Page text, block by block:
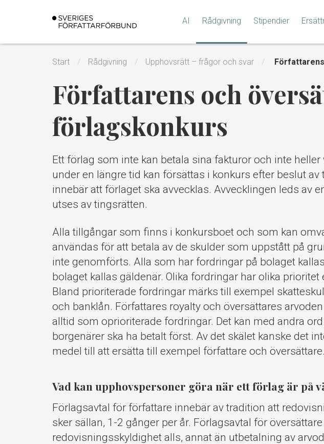
AI Rådgivning Stipendier
Start Rådgivning Upphovsrätt – frågor och svar
Författarens och
förlagskonkurs
Ett förlag som inte kan betala sina fakturor och inte
under en längre tid kan försättas i konkurs efter beslut av
innebär att förlaget ska avvecklas. Avvecklingen leds av
utses av tingsrätten.
Alla tillgångar som finns i konkursboet och som kan
användas för att betala av de skulder som uppstått på
inte genomförts. Alla som har fordringar på bolaget
bolaget kallas gäldenär. Olika fordringar har olika prioritet
Bland prioriterade fordringar märks till exempel
och banklån. Författares royalty och översättares
alltid som oprioriterade fordringar. Det kan med andra
borgenärer ska ha betalt först. Av det skälet kanske det
medel till att ersätta till exempel författare och översättare.
Vad kan upphovspersoner göra när ett förlag är på
Förlagsavtal för författare innebär av tradition att
sker sällan, 1-2 gånger per år. Förlagsavtal för
redovisningsskyldighet alls, annat än utbetalning av